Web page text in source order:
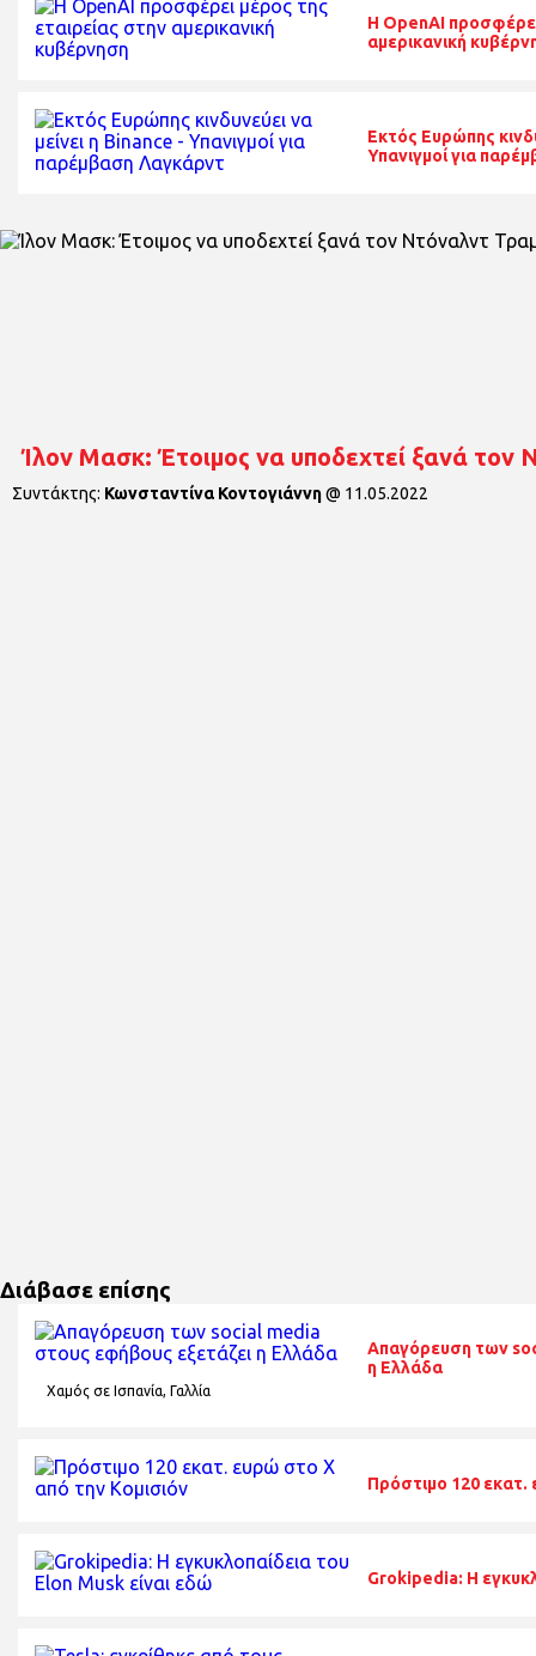
Η OpenAI
αμερικανική
Εκτός Ευρώπης
Υπανιγμοί για
Ίλον Μασκ: Έτοιμος να υποδεχτεί ξανά
Συντάκτης: Κωνσταντίνα Κοντογιάννη@ 11.05.2022
Διάβασε επίσης
Απαγόρευση των
η Ελλάδα
Χαμός σε Ισπανία, Γαλλία
Πρόστιμο 120 εκατ.
Grokipedia: Η